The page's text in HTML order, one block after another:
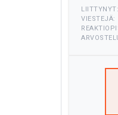
LIITTYNYT:
VIESTEJÄ: